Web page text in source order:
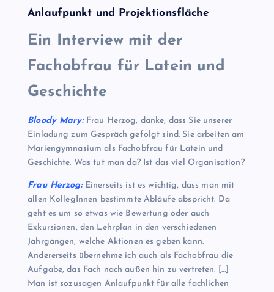
Anlaufpunkt und Projektionsfläche
Ein Interview mit der
Fachobfrau für Latein und
Geschichte
Bloody Mary:Frau Herzog, danke, dass Sie unserer
Einladung zum Gespräch gefolgt sind. Sie arbeiten am
Mariengymnasium als Fachobfrau für Latein und
Geschichte. Was tut man da? Ist das viel Organisation?
Frau Herzog:Einerseits ist es wichtig, dass man mit
allen KollegInnen bestimmte Abläufe abspricht. Da
geht es um so etwas wie Bewertung oder auch
Exkursionen, den Lehrplan in den verschiedenen
Jahrgängen, welche Aktionen es geben kann.
Andererseits übernehme ich auch als Fachobfrau die
Aufgabe, das Fach nach außen hin zu vertreten. […]
Man ist sozusagen Anlaufpunkt für alle fachlichen